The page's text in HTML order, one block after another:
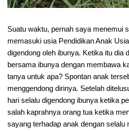
Suatu waktu, pernah saya menemui
memasuki usia Pendidikan Anak
digendong oleh ibunya. Ketika itu dia
bersama ibunya dengan membawa
tanya untuk apa? Spontan anak
menggendong dirinya. Setelah
hari selalu digendong ibunya ketika
salah kaprahnya orang tua ketika
sayang terhadap anak dengan selalu